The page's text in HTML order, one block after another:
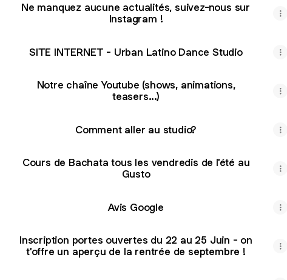
Ne manquez aucune actualités, suivez-nous sur
Instagram !
SITE INTERNET - Urban Latino Dance Studio
Notre chaîne Youtube (shows, animations,
teasers...)
Comment aller au studio?
Cours de Bachata tous les vendredis de l'été au
Gusto
Avis Google
Inscription portes ouvertes du 22 au 25 Juin - on
t'offre un aperçu de la rentrée de septembre !